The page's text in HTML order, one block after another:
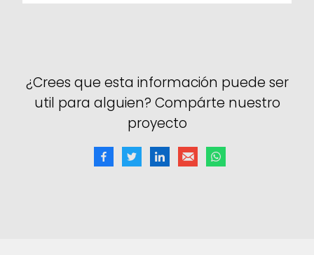
¿Crees que esta información puede ser
util para alguien? Compárte nuestro
proyecto